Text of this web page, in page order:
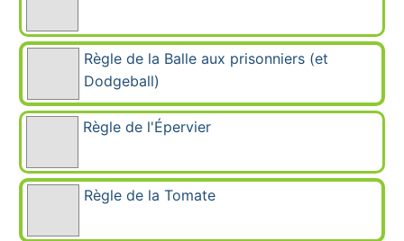
Règle de la Balle aux prisonniers (et
Dodgeball)
Règle de l'Épervier
Règle de la Tomate